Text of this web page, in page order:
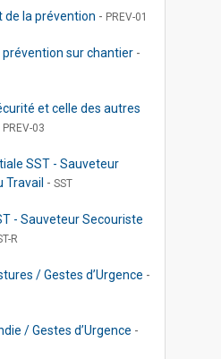
de la prévention - PREV-01
prévention sur chantier -
et celle des autres
PREV-03
SST - Sauveteur
Travail -SST
- Sauveteur Secouriste
R
/ Gestes d’Urgence -
/ Gestes d’Urgence -